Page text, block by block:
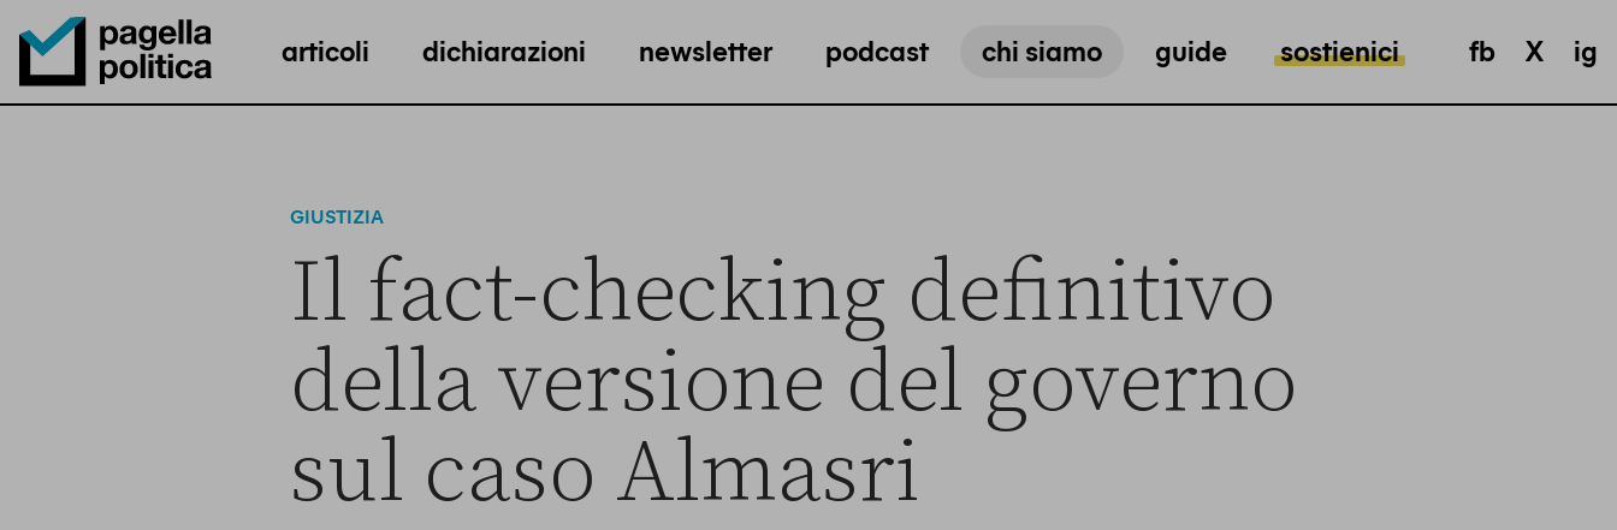
Pagella Politica Logo
articoli dichiarazioni newsletter podcast chi siamo guide sostienici fb X ig
GIUSTIZIA
Il fact-checking definitivo
della versione del governo
sul caso Almasri